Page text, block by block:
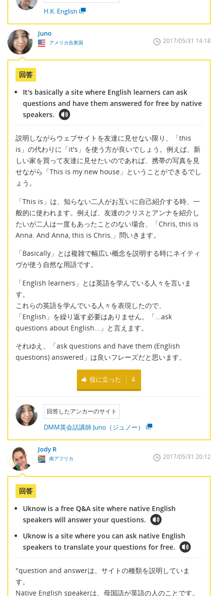
H.K. English
Juno
アメリカ合衆国 2017/05/31 14:18
回答
It's basically a site where English learners can ask
questions and have them answered for free by native
speakers.
説明しながらウェブサイトを友達に見せない限り、「this
is」の代わりに「it's」を使う方が良いでしょう。例えば、新
しい家を買って友達に見せたいのであれば、携帯の写真を見
せながら「This is my new house」ということができるでし
ょう。
「This is」は、知らない二人がお互いに自己紹介する時、一
般的に使われます。例えば、友達のクリスとアンナを紹介し
たいが二人は一度もあったことのない場合、「Chris, this is
Anna. And Anna, this is Chris.」問いきます。
「Basically」とは複雑で幅広い概念を説明する時にネイティ
ヴが使う自然な用語です。
「English learners」とは英語を学んでいる人々を言いま
す。
これらの英語を学んでいる人々を表現したので、
「English」を繰り返す必要はありません。「...ask
questions about English...」と言えます。
それゆえ、「ask questions and have them (English
questions) answered」は良いフレーズだと思います。
役に立った 4
回答したアンカーのサイト
DMM英会話講師 Juno（ジュノー）
Jody R
南アフリカ 2017/05/31 20:12
回答
Uknow is a free Q&A site where native English
speakers will answer your questions.
Uknow is a site where you can ask native English
speakers to translate your questions for free.
"question and answerは、サイトの種類を説明していま
す。
Native English speakerは、母国語が英語の人のことです。